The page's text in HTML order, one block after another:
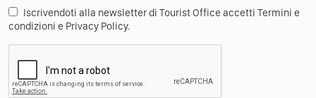
Iscrivendoti alla newsletter di Tourist Office accetti Termini e
condizioni e Privacy Policy.